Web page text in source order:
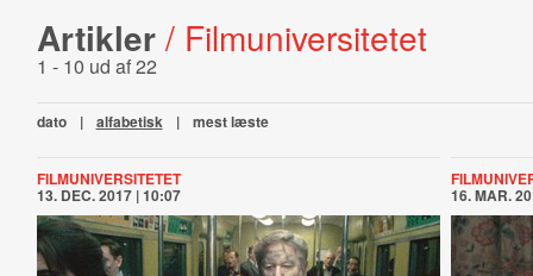
Artikler / Filmuniversitetet
1 - 10 ud af 22
dato | alfabetisk | mest læste
FILMUNIVERSITETET
13. DEC. 2017 | 10:07 16. MAR.